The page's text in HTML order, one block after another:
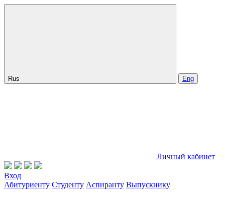
Rus Eng
Личный кабинет
Вход
Абитуриенту Студенту Аспиранту Выпускнику